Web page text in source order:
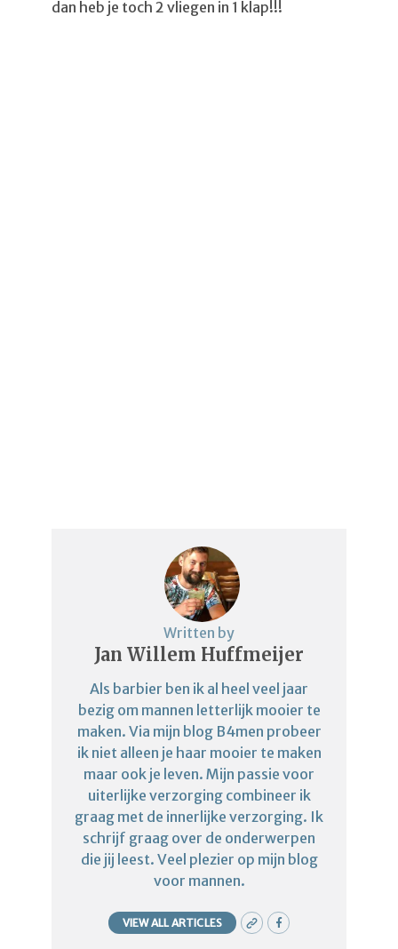
dan heb je toch 2 vliegen in 1 klap!!!
Written by
Jan Willem Huffmeijer
Als barbier ben ik al heel veel jaar
bezig om mannen letterlijk mooier te
maken. Via mijn blog B4men probeer
ik niet alleen je haar mooier te maken
maar ook je leven. Mijn passie voor
uiterlijke verzorging combineer ik
graag met de innerlijke verzorging. Ik
schrijf graag over de onderwerpen
die jij leest. Veel plezier op mijn blog
voor mannen.
VIEW ALL ARTICLES